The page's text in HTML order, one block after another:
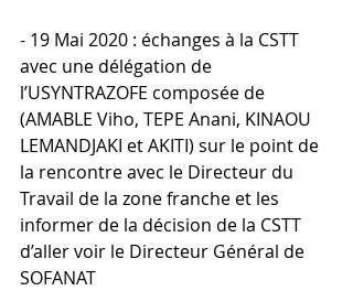
- 19 Mai 2020 : échanges à la CSTT
avec une délégation de
l’USYNTRAZOFE composée de
(AMABLE Viho, TEPE Anani, KINAOU
LEMANDJAKI et AKITI) sur le point de
la rencontre avec le Directeur du
Travail de la zone franche et les
informer de la décision de la CSTT
d’aller voir le Directeur Général de
SOFANAT